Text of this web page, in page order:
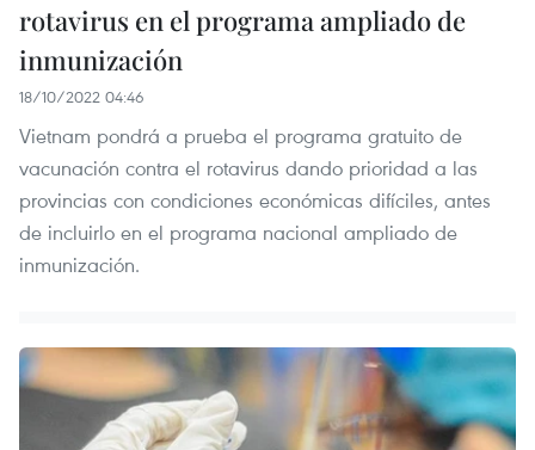
rotavirus en el programa ampliado de
inmunización
18/10/2022 04:46
Vietnam pondrá a prueba el programa gratuito de
vacunación contra el rotavirus dando prioridad a las
provincias con condiciones económicas difíciles, antes
de incluirlo en el programa nacional ampliado de
inmunización.